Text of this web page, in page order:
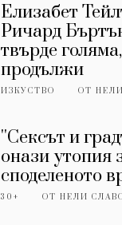
Елизабет
Ричард
твърде
продължи
ИЗКУСТВО ОТ
''Сексът и
онази утопия
споделеното
30+ ОТНЕЛИ